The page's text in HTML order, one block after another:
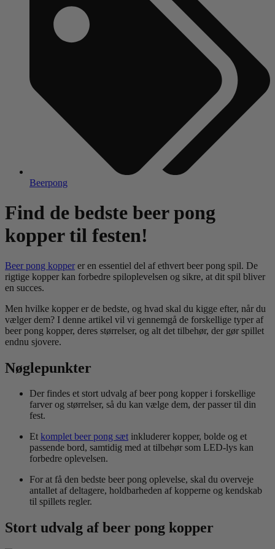
Beerpong
Find de bedste beer pong
kopper til festen!
Beer pong kopper er en essentiel del af ethvert beer pong spil. De
rigtige kopper kan forbedre spiloplevelsen og sikre, at dit spil bliver
en succes.
Men hvilke kopper er de bedste, og hvad skal du kigge efter, når du
vælger dem? I denne artikel vil vi gennemgå de forskellige typer af
beer pong kopper, deres størrelser, og alt det tilbehør, der gør spillet
endnu sjovere.
Nøglepunkter
Der findes et stort udvalg af beer pong kopper i forskellige
farver og størrelser, så du kan vælge dem, der passer til din
fest.
Et komplet beer pong sæt inkluderer kopper, bolde og et
passende bord, samtidig med at tilbehør som LED-lys kan
forbedre oplevelsen.
For at få den bedste beer pong oplevelse, skal du overveje
antallet af deltagere, holdbarheden af kopperne og kendskab
til spillets regler.
Stort udvalg af beer pong kopper